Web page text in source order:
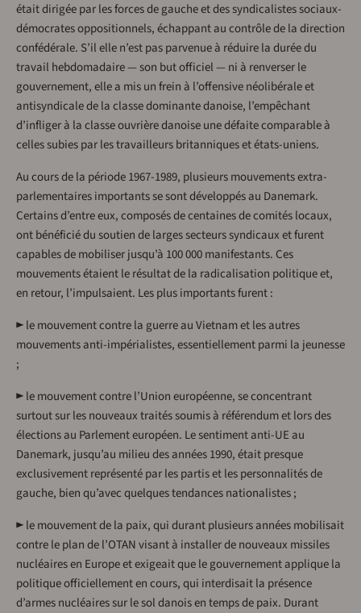
était dirigée par les forces de gauche et des syndicalistes sociaux-
démocrates oppositionnels, échappant au contrôle de la direction
confédérale. S’il elle n’est pas parvenue à réduire la durée du
travail hebdomadaire — son but officiel — ni à renverser le
gouvernement, elle a mis un frein à l’offensive néolibérale et
antisyndicale de la classe dominante danoise, l’empêchant
d’infliger à la classe ouvrière danoise une défaite comparable à
celles subies par les travailleurs britanniques et états-uniens.
Au cours de la période 1967-1989, plusieurs mouvements extra-
parlementaires importants se sont développés au Danemark.
Certains d’entre eux, composés de centaines de comités locaux,
ont bénéficié du soutien de larges secteurs syndicaux et furent
capables de mobiliser jusqu’à 100 000 manifestants. Ces
mouvements étaient le résultat de la radicalisation politique et,
en retour, l’impulsaient. Les plus importants furent :
► le mouvement contre la guerre au Vietnam et les autres
mouvements anti-impérialistes, essentiellement parmi la jeunesse
;
► le mouvement contre l’Union européenne, se concentrant
surtout sur les nouveaux traités soumis à référendum et lors des
élections au Parlement européen. Le sentiment anti-UE au
Danemark, jusqu’au milieu des années 1990, était presque
exclusivement représenté par les partis et les personnalités de
gauche, bien qu’avec quelques tendances nationalistes ;
► le mouvement de la paix, qui durant plusieurs années mobilisait
contre le plan de l’OTAN visant à installer de nouveaux missiles
nucléaires en Europe et exigeait que le gouvernement applique la
politique officiellement en cours, qui interdisait la présence
d’armes nucléaires sur le sol danois en temps de paix. Durant